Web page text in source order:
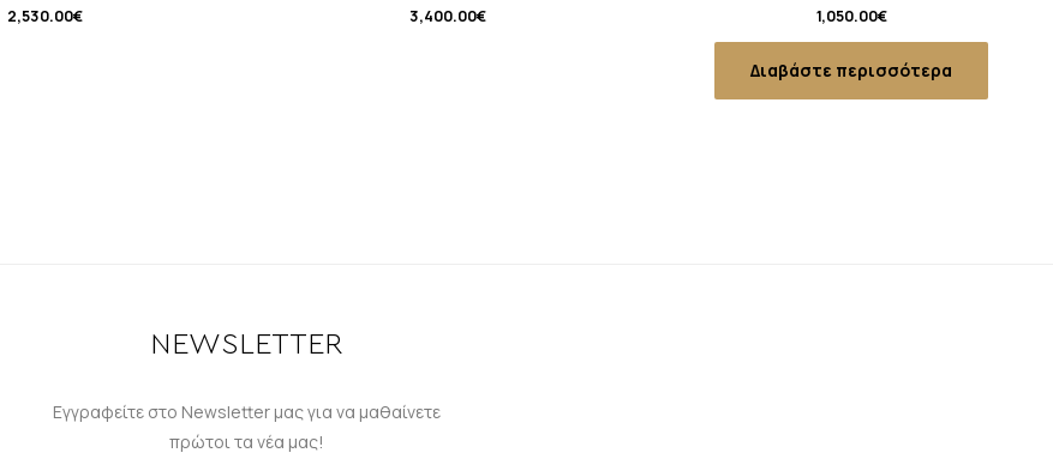
2,530.00€ 3,400.00€ 1,050.00€
Διαβάστε περισσότερα
NEWSLETTER
Εγγραφείτε στο Newsletter μας για να μαθαίνετε
πρώτοι τα νέα μας!